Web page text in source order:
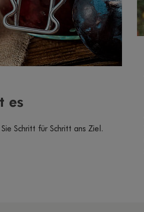
es
Schritt für Schritt ans Ziel.